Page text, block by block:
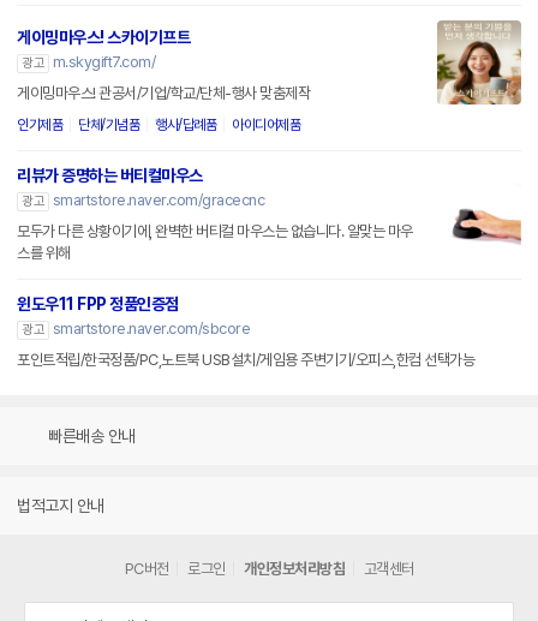
게이밍마우스! 스카이기프트
광고
m.skygift7.com/
게이밍마우스! 관공서/기업/학교/단체-행사 맞춤제작
인기제품 단체/기념품 행사/답례품 아이디어제품
리뷰가 증명하는 버티컬마우스
광고 smartstore.naver.com/gracecnc
모두가 다른 상황이기에, 완벽한 버티컬 마우스는 없습니다. 알맞는 마우
스를 위해
윈도우11 FPP 정품인증점
광고 smartstore.naver.com/sbcore
포인트적립/한국정품/PC,노트북 USB설치/게임용 주변기기/오피스,한컴 선택가능
빠른배송 안내
법적고지 안내
PC버전 로그인 개인정보처리방침 고객센터